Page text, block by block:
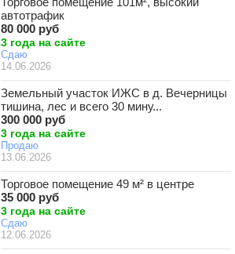
автотрафик
80 000 руб
3 года на сайте
Сдаю
14.06.2026
Земельный участок ИЖС в д. Вечерницы
тишина, лес и всего 30 мину...
300 000 руб
3 года на сайте
Продаю
13.06.2026
Торговое помещение 49 м² в центре
35 000 руб
3 года на сайте
Сдаю
12.06.2026